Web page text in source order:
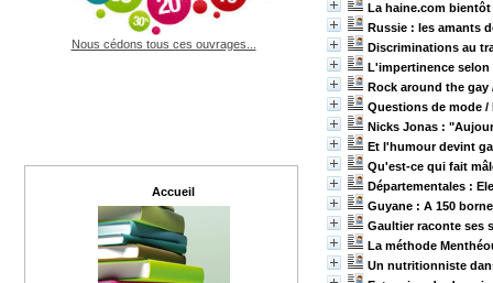
La haine.com
Russie : les amants
Discriminations au
L'impertinence selon
Rock around the gay
Questions de mode /
Nicks Jonas :
Et l'humour devint
Qu'est-ce qui fait
Départementales :
Guyane : A 150
Gaultier raconte ses
La méthode
Un nutritionniste
Nous cédons tous ces ouvrages...
Accueil